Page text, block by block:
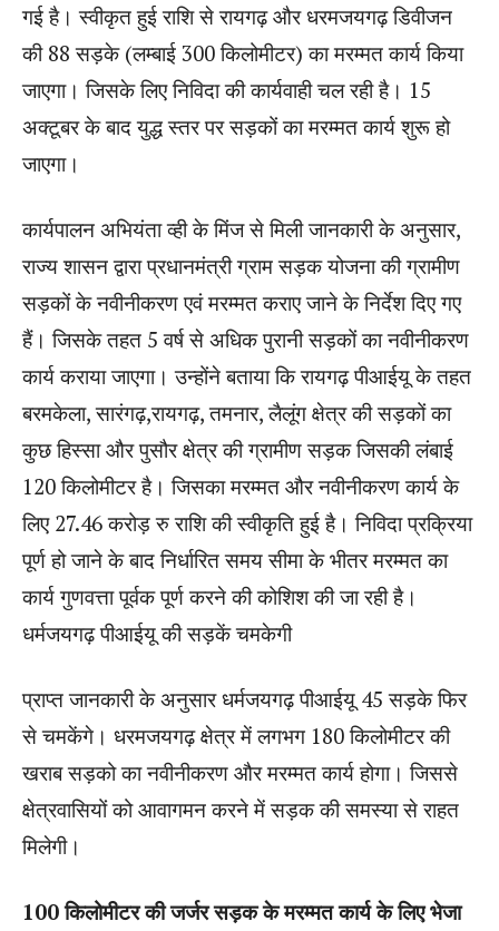
गई है। स्वीकृत हुई राशि से रायगढ़ और धरमजयगढ़ डिवीजन
की 88 सड़के (लम्बाई 300 किलोमीटर) का मरम्मत कार्य किया
जाएगा। जिसके लिए निविदा की कार्यवाही चल रही है। 15
अक्टूबर के बाद युद्ध स्तर पर सड़कों का मरम्मत कार्य शुरू हो
जाएगा।
कार्यपालन अभियंता व्ही के मिंज से मिली जानकारी के अनुसार,
राज्य शासन द्वारा प्रधानमंत्री ग्राम सड़क योजना की ग्रामीण
सड़कों के नवीनीकरण एवं मरम्मत कराए जाने के निर्देश दिए गए
हैं। जिसके तहत 5 वर्ष से अधिक पुरानी सड़कों का नवीनीकरण
कार्य कराया जाएगा। उन्होंने बताया कि रायगढ़ पीआईयू के तहत
बरमकेला, सारंगढ़,रायगढ़, तमनार, लैलूंग क्षेत्र की सड़कों का
कुछ हिस्सा और पुसौर क्षेत्र की ग्रामीण सड़क जिसकी लंबाई
120 किलोमीटर है। जिसका मरम्मत और नवीनीकरण कार्य के
लिए 27.46 करोड़ रु राशि की स्वीकृति हुई है। निविदा प्रक्रिया
पूर्ण हो जाने के बाद निर्धारित समय सीमा के भीतर मरम्मत का
कार्य गुणवत्ता पूर्वक पूर्ण करने की कोशिश की जा रही है।
धर्मजयगढ़ पीआईयू की सड़कें चमकेगी
प्राप्त जानकारी के अनुसार धर्मजयगढ़ पीआईयू 45 सड़के फिर
से चमकेंगे। धरमजयगढ़ क्षेत्र में लगभग 180 किलोमीटर की
खराब सड़को का नवीनीकरण और मरम्मत कार्य होगा। जिससे
क्षेत्रवासियों को आवागमन करने में सड़क की समस्या से राहत
मिलेगी।
100 किलोमीटर की जर्जर सड़क के मरम्मत कार्य के लिए भेजा